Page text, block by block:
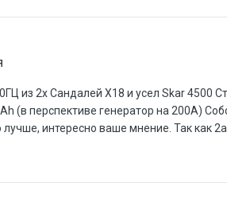
из 2х Сандалей Х18 и усел Skar 4500
(в перспективе генератор на 200А)
интересно ваше мнение. Так как